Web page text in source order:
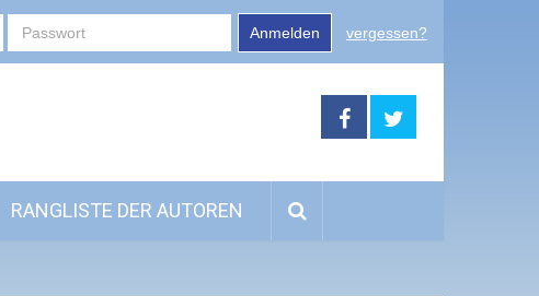
Anmelden vergessen?
RANGLISTE DER AUTOREN